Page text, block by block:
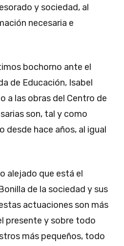
y sociedad, al
necesaria e
bochorno ante el
de Educación, Isabel
a las obras del Centro de
son, tal y como
desde hace años, al igual
alejado que está el
de la sociedad y sus
actuaciones son más
presente y sobre todo
más pequeños, todo